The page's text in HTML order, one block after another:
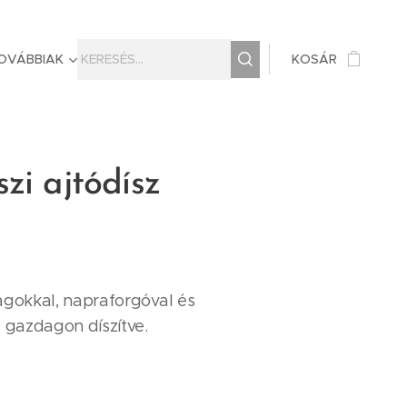
KOSÁR
ajtódísz
napraforgóval és
díszítve.